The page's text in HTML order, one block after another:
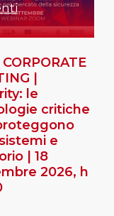
|
le
critiche
e
| 18
2026, h